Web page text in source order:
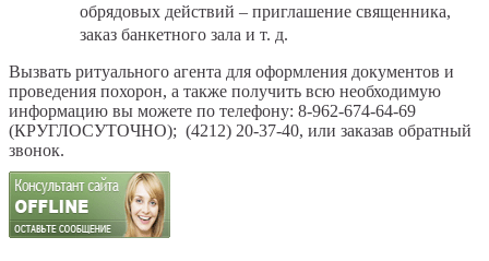
обрядовых действий – приглашение священника,
заказ банкетного зала и т. д.
Вызвать ритуального агента для оформления документов и
проведения похорон, а также получить всю необходимую
информацию вы можете по телефону: 8-962-674-64-69
(КРУГЛОСУТОЧНО); (4212) 20-37-40, или заказав обратный
звонок.